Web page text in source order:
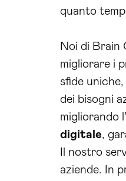
quanto
Noi di Brain
migliorare i
sfide
dei bisogni
migliorando
digitale,
Il nostro
aziende. In